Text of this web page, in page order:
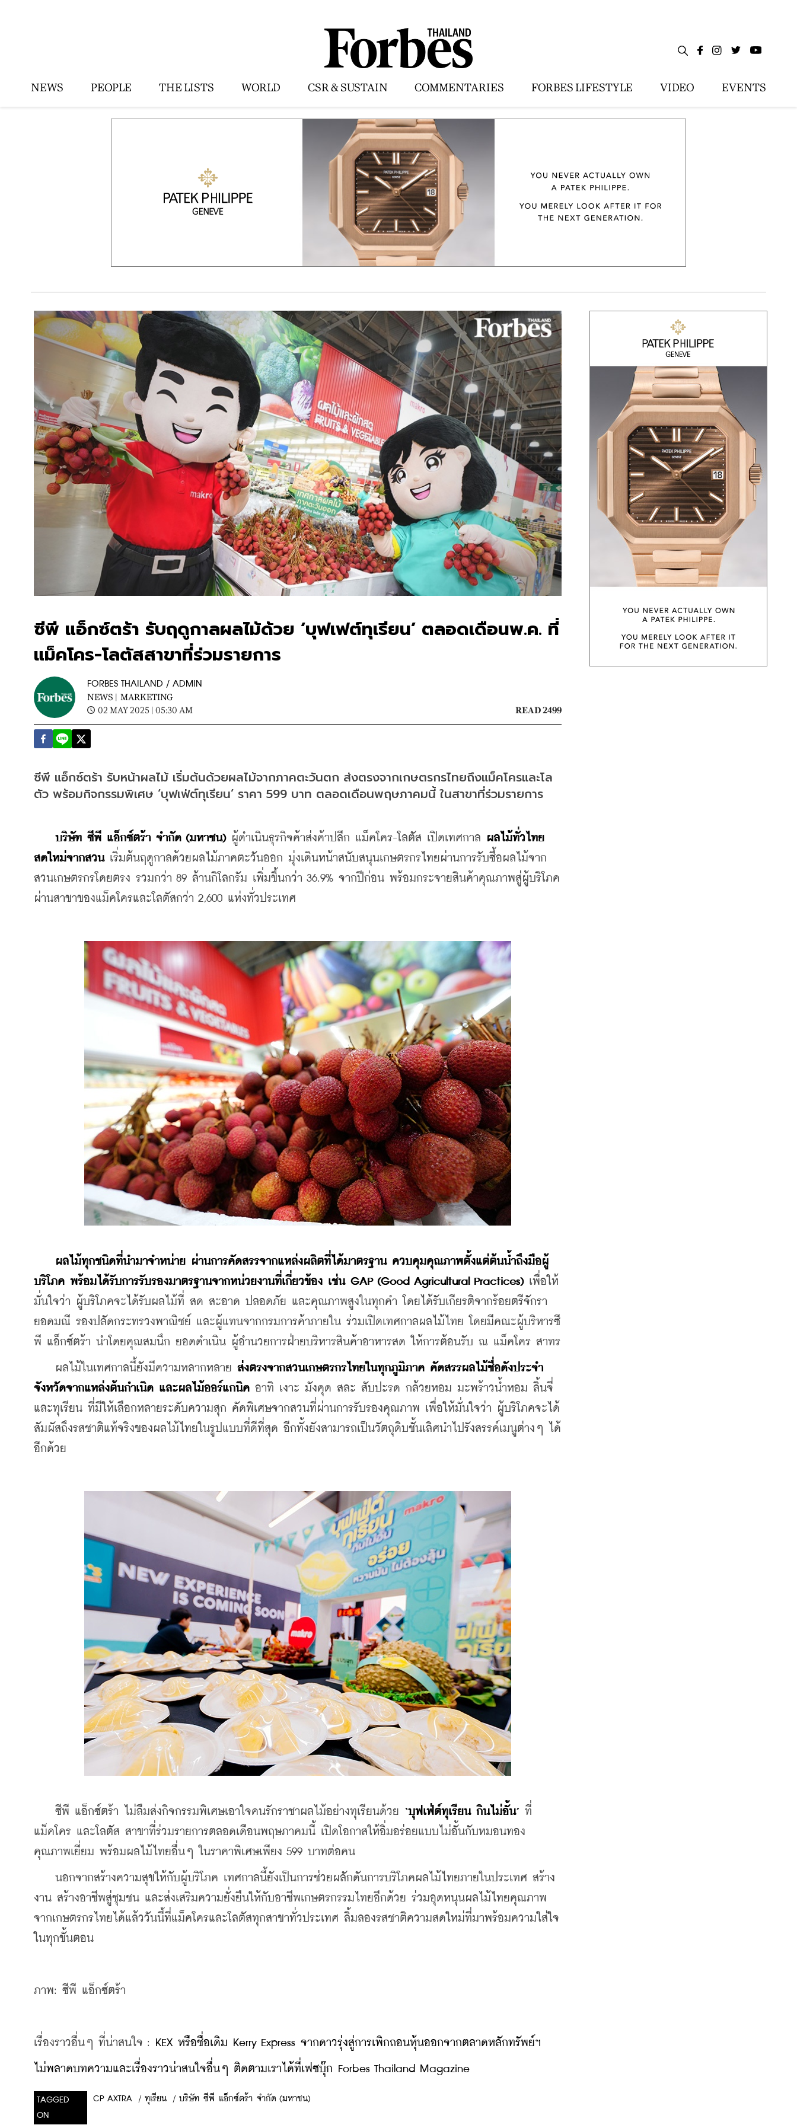
NEWS PEOPLE THE LISTS WORLD CSR & SUSTAIN COMMENTARIES FORBES LIFESTYLE VIDEO EVENTS
ซีพี แอ็กซ์ตร้า รับฤดูกาลผลไม้ด้วย ‘บุฟเฟต์ทุเรียน’ ตลอดเดือนพ.ค. ที่
แม็คโคร-โลตัสสาขาที่ร่วมรายการ
FORBES THAILAND / ADMIN
NEWS | MARKETING
02 MAY 2025 | 05:30 AM
READ 2499
ซีพี แอ็กซ์ตร้า รับหน้าผลไม้ เริ่มต้นด้วยผลไม้จากภาคตะวันตก ส่งตรงจากเกษตรกรไทยถึงแม็คโครและโล
ตัว พร้อมกิจกรรมพิเศษ ‘บุฟเฟ่ต์ทุเรียน’ ราคา 599 บาท ตลอดเดือนพฤษภาคมนี้ ในสาขาที่ร่วมรายการ
บริษัท ซีพี แอ็กซ์ตร้า จำกัด (มหาชน) ผู้ดำเนินธุรกิจค้าส่งค้าปลีก แม็คโคร-โลตัส เปิดเทศกาล
ผลไม้ทั่วไทย
สดใหม่จากสวน เริ่มต้นฤดูกาลด้วยผลไม้ภาคตะวันออก มุ่งเดินหน้าสนับสนุนเกษตรกรไทยผ่านการรับซื้อผลไม้จาก
สวนเกษตรกรโดยตรง รวมกว่า 89 ล้านกิโลกรัม เพิ่มขึ้นกว่า 36.9% จากปีก่อน พร้อมกระจายสินค้าคุณภาพสู่ผู้บริโภค
ผ่านสาขาของแม็คโครและโลตัสกว่า 2,600 แห่งทั่วประเทศ
ผลไม้ทุกชนิดที่นำมาจำหน่าย ผ่านการคัดสรรจากแหล่งผลิตที่ได้มาตรฐาน ควบคุมคุณภาพตั้งแต่ต้นน้ำถึงมือผู้
บริโภค พร้อมได้รับการรับรองมาตรฐานจากหน่วยงานที่เกี่ยวข้อง เช่น GAP (Good Agricultural Practices) เพื่อให้
มั่นใจว่า ผู้บริโภคจะได้รับผลไม้ที่ สด สะอาด ปลอดภัย และคุณภาพสูงในทุกคำ โดยได้รับเกียรติจากร้อยตรีจักรา
ยอดมณี รองปลัดกระทรวงพาณิชย์ และผู้แทนจากกรมการค้าภายใน ร่วมเปิดเทศกาลผลไม้ไทย โดยมีคณะผู้บริหารซี
พี แอ็กซ์ตร้า นำโดยคุณสมนึก ยอดดำเนิน ผู้อำนวยการฝ่ายบริหารสินค้าอาหารสด ให้การต้อนรับ ณ แม็คโคร สาทร
ผลไม้ในเทศกาลนี้ยังมีความหลากหลาย ส่งตรงจากสวนเกษตรกรไทยในทุกภูมิภาค คัดสรรผลไม้ชื่อดังประจำ
จังหวัดจากแหล่งต้นกำเนิด และผลไม้ออร์แกนิค อาทิ เงาะ มังคุด สละ สับปะรด กล้วยหอม มะพร้าวน้ำหอม ลิ้นจี่
และทุเรียน ที่มีให้เลือกหลายระดับความสุก คัดพิเศษจากสวนที่ผ่านการรับรองคุณภาพ เพื่อให้มั่นใจว่า ผู้บริโภคจะได้
สัมผัสถึงรสชาติแท้จริงของผลไม้ไทยในรูปแบบที่ดีที่สุด อีกทั้งยังสามารถเป็นวัตถุดิบชั้นเลิศนำไปรังสรรค์เมนูต่างๆ ได้
อีกด้วย
ซีพี แอ็กซ์ตร้า ไม่ลืมส่งกิจกรรมพิเศษเอาใจคนรักราชาผลไม้อย่างทุเรียนด้วย ‘บุฟเฟ่ต์ทุเรียน กินไม่อั้น’ ที่
แม็คโคร และโลตัส สาขาที่ร่วมรายการตลอดเดือนพฤษภาคมนี้ เปิดโอกาสให้อิ่มอร่อยแบบไม่อั้นกับหมอนทอง
คุณภาพเยี่ยม พร้อมผลไม้ไทยอื่นๆ ในราคาพิเศษเพียง 599 บาทต่อคน
นอกจากสร้างความสุขให้กับผู้บริโภค เทศกาลนี้ยังเป็นการช่วยผลักดันการบริโภคผลไม้ไทยภายในประเทศ สร้าง
งาน สร้างอาชีพสู่ชุมชน และส่งเสริมความยั่งยืนให้กับอาชีพเกษตรกรรมไทยอีกด้วย ร่วมอุดหนุนผลไม้ไทยคุณภาพ
จากเกษตรกรไทยได้แล้ววันนี้ที่แม็คโครและโลตัสทุกสาขาทั่วประเทศ ลิ้มลองรสชาติความสดใหม่ที่มาพร้อมความใส่ใจ
ในทุกขั้นตอน
ภาพ: ซีพี แอ็กซ์ตร้า
เรื่องราวอื่นๆ ที่น่าสนใจ : KEX หรือชื่อเดิม Kerry Express จากดาวรุ่งสู่การเพิกถอนหุ้นออกจากตลาดหลักทรัพย์ฯ
ไม่พลาดบทความและเรื่องราวน่าสนใจอื่นๆ ติดตามเราได้ที่เฟซบุ๊ก Forbes Thailand Magazine
TAGGED
ON
CP AXTRA / ทุเรียน / บริษัท ซีพี แอ็กซ์ตร้า จำกัด (มหาชน)